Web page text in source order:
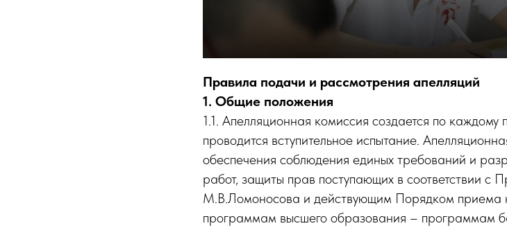
Правила подачи и рассмотрения апелляций
1. Общие положения
1.1. Апелляционная комиссия создается по
проводится вступительное испытание.
обеспечения соблюдения единых требований и
работ, защиты прав поступающих в соответствии
М.В.Ломоносова и действующим Порядком приема
программам высшего образования – программам